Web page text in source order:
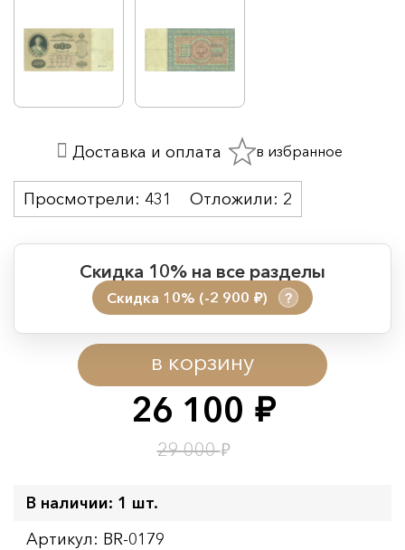
26 100 руб.
29 000₽
в корзину
Скидка 10% на все разделы
Скидка 10% (-2 900 руб.) ?
Период действия акции:
Начало:
08.08.2026 00:01
Окончание:
09.08.2026 23:59
Время до окончания:
Просмотрели: 431 Отложили: 2
Доставка и оплата в избранное
В наличии: 1 шт.
Артикул: BR-0179